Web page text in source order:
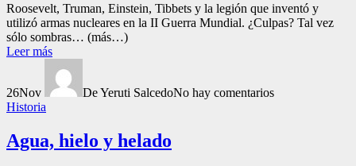
Roosevelt, Truman, Einstein, Tibbets y la legión que inventó y
utilizó armas nucleares en la II Guerra Mundial. ¿Culpas? Tal vez
sólo sombras… (más…)
Leer más
26Nov De Yeruti SalcedoNo hay comentarios
Historia
Agua, hielo y helado